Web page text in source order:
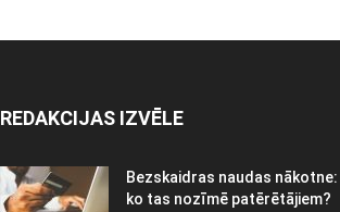
REDAKCIJAS IZVĒLE
Bezskaidras naudas nākotne:
ko tas nozīmē patērētājiem?